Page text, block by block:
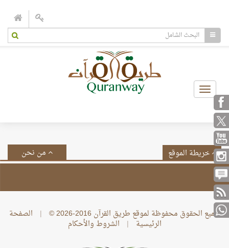
Toggle
navigation
من نحن خريطة الموقع
جميع الحقوق محفوظة لموقع طريق القرآن 2016-2026 © | الصفحة
الرئيسية | الشروط والأحكام